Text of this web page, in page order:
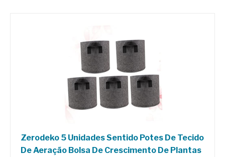
Zerodeko 5 Unidades Sentido Potes De Tecido
De Aeração Bolsa De Crescimento De Plantas